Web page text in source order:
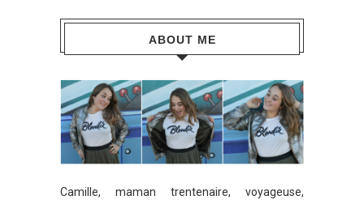
ABOUT ME
Camille, maman trentenaire, voyageuse,